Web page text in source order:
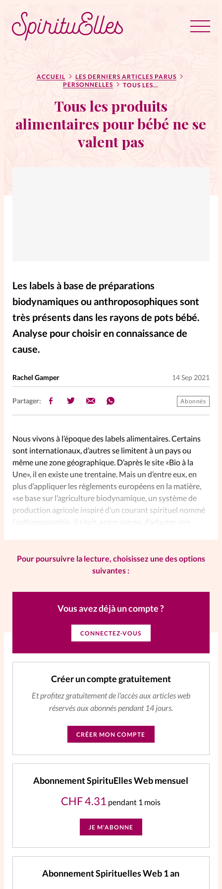
Tous les articles
Actus
Actus au féminin
Bible
La Bible au féminin
Lifestyle
Littérature
PersonnElles
RelationnElles
Shopping Spi
Si(x) simple de...
SpirituElles
Vive la famille
SpirituElles devient Relations
La Boutique
La Pause SpirituElles - toutes les
À propos
La rédaction
Mon compte
Changement d'adresse
Nous contacter
ACCUEIL
LES DERNIERS ARTICLES PARUS
PERSONNELLES
TOUS LES PRODUITS ALIMENTAIRES POUR BÉBÉ NE SE VALENT PAS
Tous les produits
alimentaires pour bébé ne se
valent pas
Les labels à base de préparations
biodynamiques ou anthroposophiques sont
très présents dans les rayons de pots bébé.
Analyse pour choisir en connaissance de
cause.
Rachel Gamper 14 Sep 2021
Partager: Abonnés
Nous vivons à l’époque des labels alimentaires. Certains
sont internationaux, d’autres se limitent à un pays ou
même une zone géographique. D’après le site «Bio à la
Une», il en existe une trentaine. Mais un d’entre eux, en
plus d’appliquer les règlements européens en la matière,
«se base sur l’agriculture biodynamique, un système de
production agricole inspiré d’un courant spirituel nommé
l’anthroposophie. Il s’agit, entre autres, d’adapter son
Pour poursuivre la lecture, choisissez une des options
suivantes :
Vous avez déjà un compte ?
CONNECTEZ-VOUS
Créer un compte gratuitement
Et profitez gratuitement de l'accès aux articles web
réservés aux abonnés pendant 14 jours.
CRÉER MON COMPTE
Abonnement SpirituElles Web mensuel
CHF4.31 pendant 1 mois
JE M'ABONNE
Abonnement Spirituelles Web 1 an